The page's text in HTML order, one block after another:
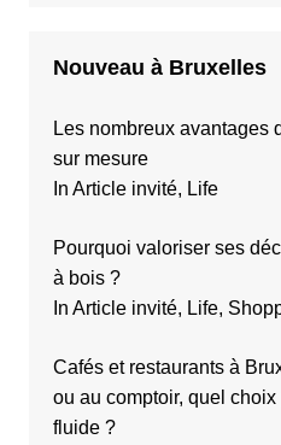
Nouveau à Bruxelles
Les nombreux avantages
sur mesure
In Article invité, Life
Pourquoi valoriser ses
à bois ?
In Article invité, Life,
Cafés et restaurants à
ou au comptoir, quel
fluide ?